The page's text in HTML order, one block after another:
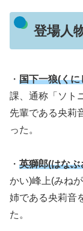
登場人
・ 国下一狼(くに
課、通称「ソト
先輩である央莉
った。
・ 英獅郎(はなぶ
かい)峰上(みねが
姉である央莉音
た。